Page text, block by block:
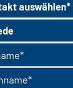
auswählen*